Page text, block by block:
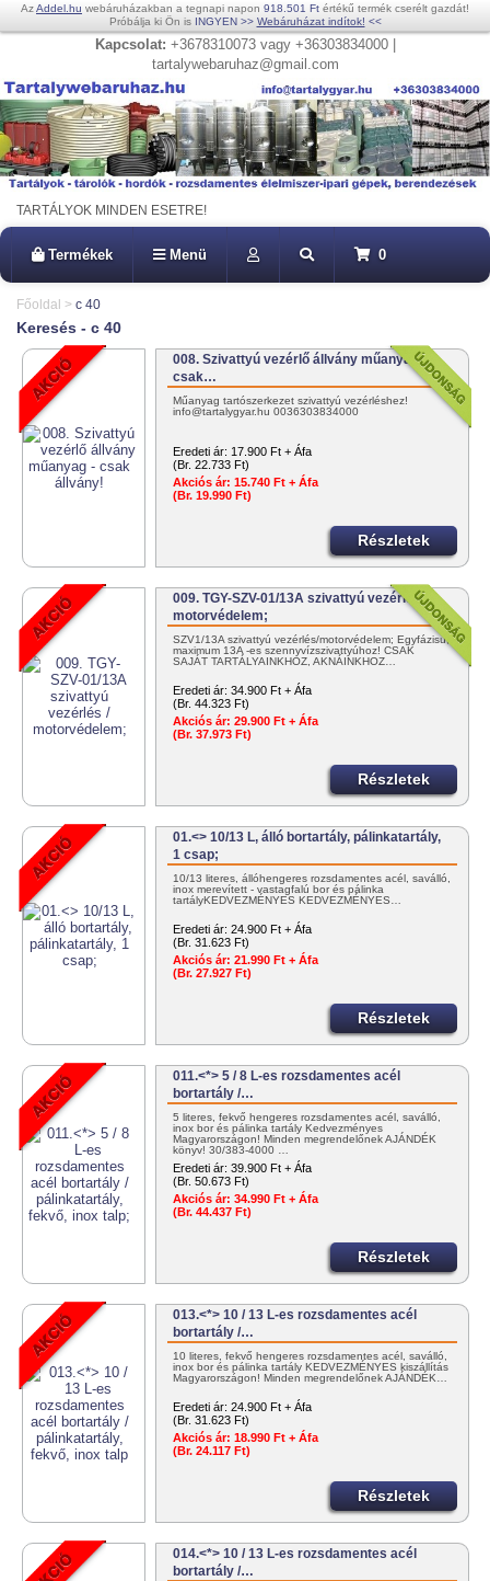
AzAddel.hu webáruházakban a tegnapi napon 918.501 Ft értékű termék cserélt gazdát!
Próbálja ki Ön is INGYEN >> Webáruházat indítok! <<
Kapcsolat: +3678310073 vagy +36303834000 |
tartalywebaruhaz@gmail.com
TARTÁLYOK MINDEN ESETRE!
Termékek Menü 0
Főoldal > c 40
Keresés - c 40
008. Szivattyú vezérlő állvány műanyag -
csak…
Műanyag tartószerkezet szivattyú vezérléshez!
info@tartalygyar.hu 0036303834000
Eredeti ár: 17.900 Ft + Áfa
(Br. 22.733 Ft)
Akciós ár: 15.740 Ft + Áfa
(Br. 19.990 Ft)
Részletek
009. TGY-SZV-01/13A szivattyú vezérlés /
motorvédelem;
SZV1/13A szivattyú vezérlés/motorvédelem; Egyfázisú,
maximum 13A -es szennyvízszivattyúhoz! CSAK
SAJÁT TARTÁLYAINKHOZ, AKNÁINKHOZ…
Eredeti ár: 34.900 Ft + Áfa
(Br. 44.323 Ft)
Akciós ár: 29.900 Ft + Áfa
(Br. 37.973 Ft)
Részletek
01.<> 10/13 L, álló bortartály, pálinkatartály,
1 csap;
10/13 literes, állóhengeres rozsdamentes acél, saválló,
inox merevített - vastagfalú bor és pálinka
tartályKEDVEZMÉNYES KEDVEZMÉNYES…
Eredeti ár: 24.900 Ft + Áfa
(Br. 31.623 Ft)
Akciós ár: 21.990 Ft + Áfa
(Br. 27.927 Ft)
Részletek
011.<*> 5 / 8 L-es rozsdamentes acél
bortartály /…
5 literes, fekvő hengeres rozsdamentes acél, saválló,
inox bor és pálinka tartály Kedvezményes
Magyarországon! Minden megrendelőnek AJÁNDÉK
könyv! 30/383-4000 …
Eredeti ár: 39.900 Ft + Áfa
(Br. 50.673 Ft)
Akciós ár: 34.990 Ft + Áfa
(Br. 44.437 Ft)
Részletek
013.<*> 10 / 13 L-es rozsdamentes acél
bortartály /…
10 literes, fekvő hengeres rozsdamentes acél, saválló,
inox bor és pálinka tartály KEDVEZMÉNYES kiszállítás
Magyarországon! Minden megrendelőnek AJÁNDÉK…
Eredeti ár: 24.900 Ft + Áfa
(Br. 31.623 Ft)
Akciós ár: 18.990 Ft + Áfa
(Br. 24.117 Ft)
Részletek
014.<*> 10 / 13 L-es rozsdamentes acél
bortartály /…